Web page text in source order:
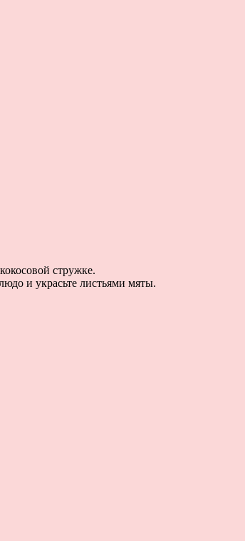
стружке.
и украсьте листьями мяты.